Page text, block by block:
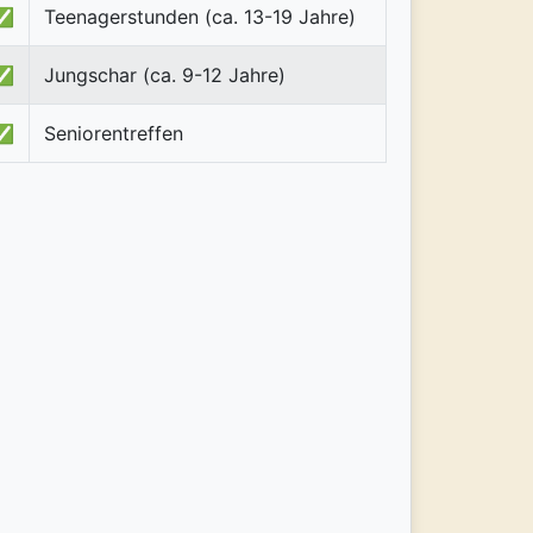
Teenagerstunden (ca. 13-19 Jahre)
Jungschar (ca. 9-12 Jahre)
Seniorentreffen